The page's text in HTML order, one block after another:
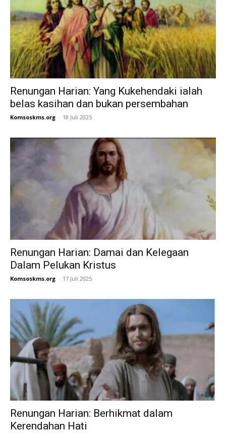
Renungan Harian: Yang Kukehendaki ialah
belas kasihan dan bukan persembahan
Komsoskms.org - 18 Juli 2025
Renungan Harian: Damai dan Kelegaan
Dalam Pelukan Kristus
Komsoskms.org - 17 Juli 2025
Renungan Harian: Berhikmat dalam
Kerendahan Hati